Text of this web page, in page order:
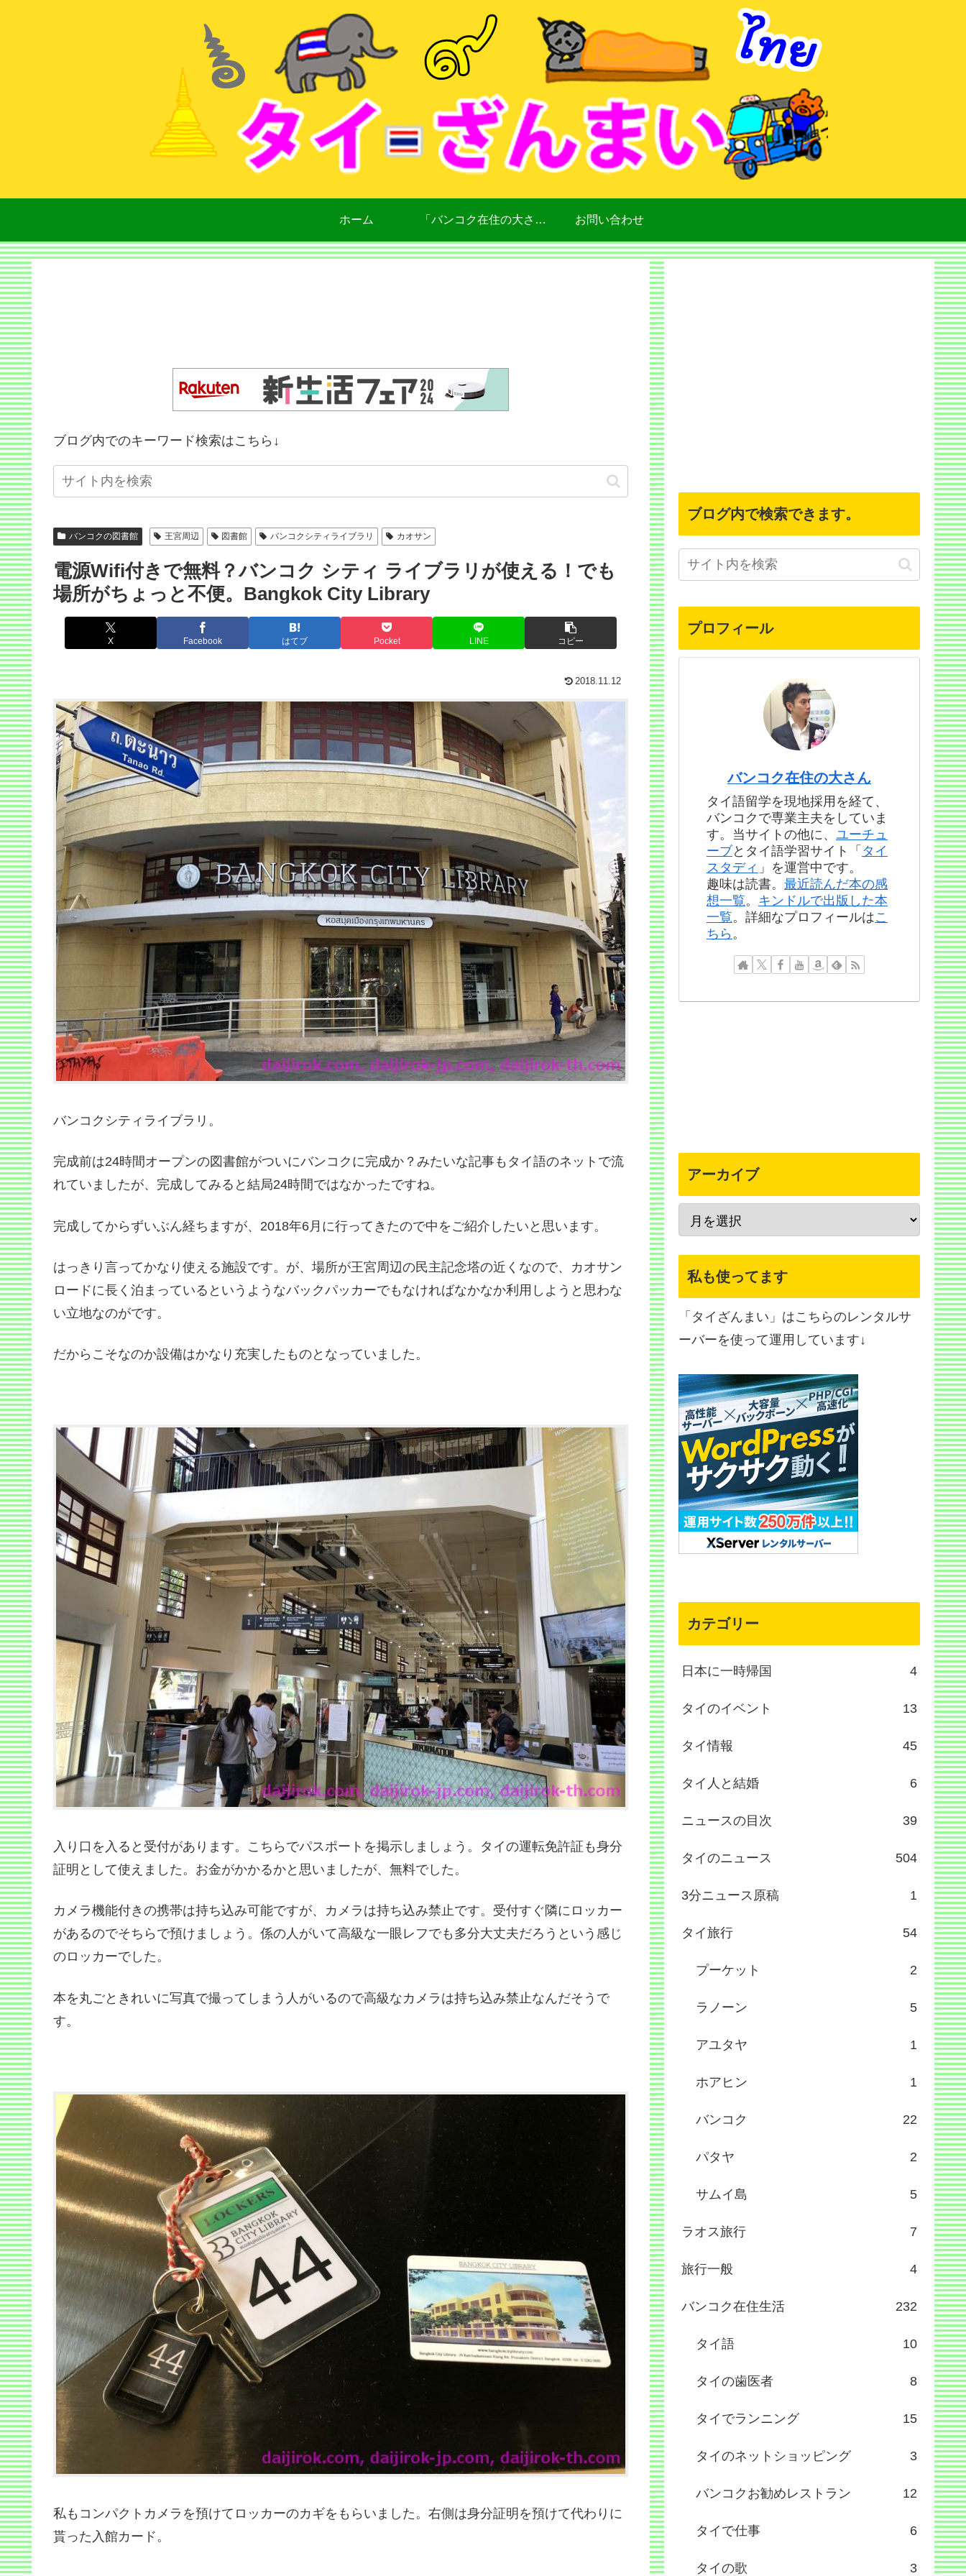
ホーム 「バンコク在住の大さん」について お問い合わせ
ブログ内でのキーワード検索はこちら↓
バンコクの図書館 王宮周辺 図書館 バンコクシティライブラリ カオサン
電源Wifi付きで無料？バンコク シティ ライブラリが使える！でも
場所がちょっと不便。Bangkok City Library
X Facebook はてブ Pocket LINE コピー
2018.11.12
バンコクシティライブラリ。
完成前は24時間オープンの図書館がついにバンコクに完成か？みたいな記事もタイ語のネットで流
れていましたが、完成してみると結局24時間ではなかったですね。
完成してからずいぶん経ちますが、2018年6月に行ってきたので中をご紹介したいと思います。
はっきり言ってかなり使える施設です。が、場所が王宮周辺の民主記念塔の近くなので、カオサン
ロードに長く泊まっているというようなバックパッカーでもなければなかなか利用しようと思わな
い立地なのがです。
だからこそなのか設備はかなり充実したものとなっていました。
入り口を入ると受付があります。こちらでパスポートを掲示しましょう。タイの運転免許証も身分
証明として使えました。お金がかかるかと思いましたが、無料でした。
カメラ機能付きの携帯は持ち込み可能ですが、カメラは持ち込み禁止です。受付すぐ隣にロッカー
があるのでそちらで預けましょう。係の人がいて高級な一眼レフでも多分大丈夫だろうという感じ
のロッカーでした。
本を丸ごときれいに写真で撮ってしまう人がいるので高級なカメラは持ち込み禁止なんだそうで
す。
私もコンパクトカメラを預けてロッカーのカギをもらいました。右側は身分証明を預けて代わりに
貰った入館カード。
ブログ内で検索できます。
プロフィール
バンコク在住の大さん
タイ語留学を現地採用を経て、
バンコクで専業主夫をしていま
す。当サイトの他に、 ユーチュ
ーブ とタイ語学習サイト「 タイ
スタディ 」を運営中です。
趣味は読書。 最近読んだ本の感
想一覧。 キンドルで出版した本
一覧。詳細なプロフィールはこ
ちら 。
アーカイブ
私も使ってます
「タイざんまい」はこちらのレンタルサ
ーバーを使って運用しています↓
カテゴリー
日本に一時帰国 4
タイのイベント 13
タイ情報 45
タイ人と結婚 6
ニュースの目次 39
タイのニュース 504
3分ニュース原稿 1
タイ旅行 54
プーケット 2
ラノーン 5
アユタヤ 1
ホアヒン 1
バンコク 22
パタヤ 2
サムイ島 5
ラオス旅行 7
旅行一般 4
バンコク在住生活 232
タイ語 10
タイの歯医者 8
タイでランニング 15
タイのネットショッピング 3
バンコクお勧めレストラン 12
タイで仕事 6
タイの歌 3